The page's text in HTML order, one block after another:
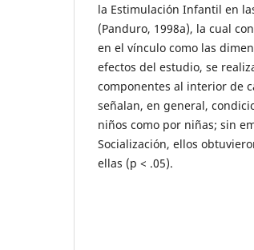
la Estimulación Infantil en
(Panduro, 1998a), la cual
en el vínculo como las
efectos del estudio, se
componentes al interior de
señalan, en general,
niños como por niñas; sin
Socialización, ellos
ellas (p < .05).